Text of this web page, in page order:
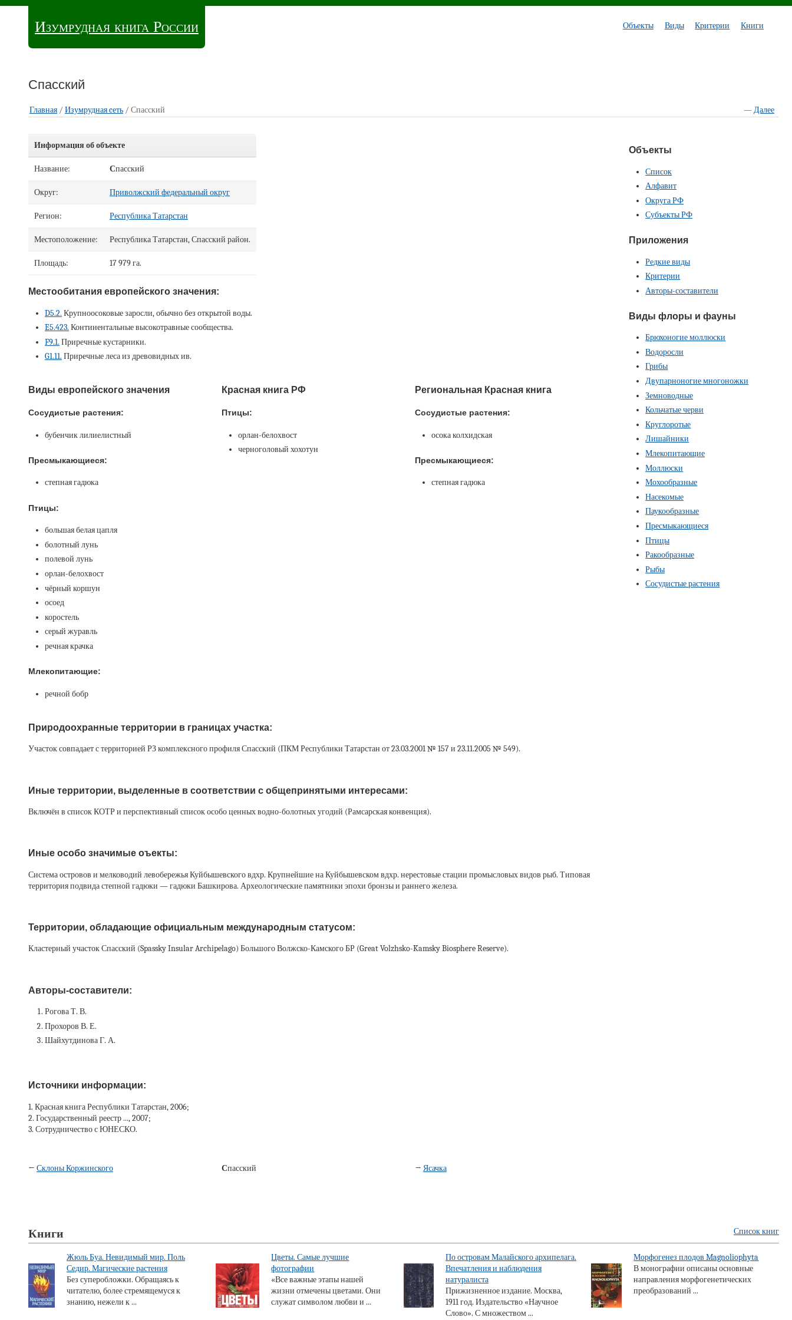
Изумрудная книга России Объекты Виды Критерии Книги
Спасский
Главная / —Далее
Изумрудная cеть / Спасский
Информация об объекте
Название: Спасский
Округ: Приволжский федеральный округ
Регион: Республика Татарстан
Местоположение: Республика Татарстан, Спасский район.
Площадь: 17 979 га.
Местообитания европейского значения:
D5.2. Крупноосоковые заросли, обычно без открытой воды.
E5.423. Континентальные высокотравные сообщества.
F9.1. Приречные кустарники.
G1.11. Приречные леса из древовидных ив.
Виды европейского значения
Сосудистые растения:
бубенчик лилиелистный
Пресмыкающиеся:
степная гадюка
Птицы:
большая белая цапля
болотный лунь
полевой лунь
орлан-белохвост
чёрный коршун
осоед
коростель
серый журавль
речная крачка
Млекопитающие:
речной бобр
Красная книга РФ
Птицы:
орлан-белохвост
черноголовый хохотун
Региональная Красная книга
Сосудистые растения:
осока колхидская
Пресмыкающиеся:
степная гадюка
Природоохранные территории в границах участка:
Участок совпадает с территорией РЗ комплексного профиля Спасский (ПКМ Республики Татарстан от 23.03.2001 № 157 и 23.11.2005 № 549).
Иные территории, выделенные в соответствии с общепринятыми интересами:
Включён в список КОТР и перспективный список особо ценных водно-болотных угодий (Рамсарская конвенция).
Иные особо значимые оъекты:
Система островов и мелководий левобережья Куйбышевского вдхр. Крупнейшие на Куйбышевском вдхр. нерестовые стации промысловых видов рыб. Типовая
территория подвида степной гадюки — гадюки Башкирова. Археологические памятники эпохи бронзы и раннего железа.
Территории, обладающие официальным международным статусом:
Кластерный участок Спасский (Spassky Insular Archipelago) Большого Волжско-Камского БР (Great Volzhsko-Kamsky Biosphere Reserve).
Авторы-составители:
Рогова Т. В.
Прохоров В. Е.
Шайхутдинова Г. А.
Источники информации:
1. Красная книга Республики Татарстан, 2006;
2. Государственный реестр ..., 2007;
3. Сотрудничество с ЮНЕСКО.
← Склоны Коржинского Спасский → Ясачка
Объекты
Список
Алфавит
Округа РФ
Субъекты РФ
Приложения
Редкие виды
Критерии
Авторы-составители
Виды флоры и фауны
Брюхоногие моллюски
Водоросли
Грибы
Двупарноногие многоножки
Земноводные
Кольчатые черви
Круглоротые
Лишайники
Млекопитающие
Моллюски
Мохообразные
Насекомые
Паукообразные
Пресмыкающиеся
Птицы
Ракообразные
Рыбы
Сосудистые растения
Книги Список книг
Жюль Буа. Невидимый мир. Поль
Седир. Магические растения
Без суперобложки. Обращаясь к
читателю, более стремящемуся к
знанию, нежели к ...
Цветы. Самые лучшие
фотографии
«Все важные этапы нашей
жизни отмечены цветами. Они
служат символом любви и ...
По островам Малайского архипелага.
Впечатления и наблюдения
натуралиста
Прижизненное издание. Москва,
1911 год. Издательство «Научное
Слово». С множеством ...
Морфогенез плодов Magnoliophyta
В монографии описаны основные
направления морфогенетических
преобразований ...